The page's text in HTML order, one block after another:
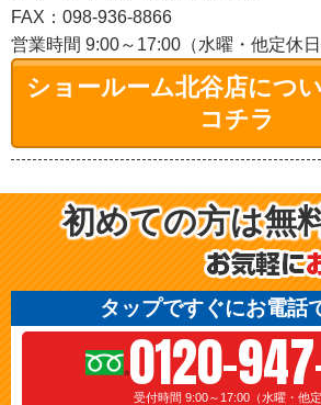
FAX：098-936-8866
営業時間 9:00～17:00（水曜・他定休日
ショールーム北谷店につ
コチラ
初めての方は無
タップですぐにお電話
0120-
受付時間 9:00～17:00（水曜・他定